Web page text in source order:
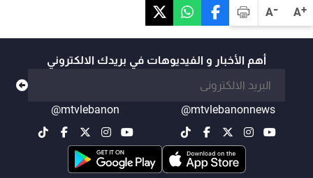
A+
A-
أهم الأخبار و الفيديوهات في بريدك الالكتروني
@mtvlebanonnews
@mtvlebanon